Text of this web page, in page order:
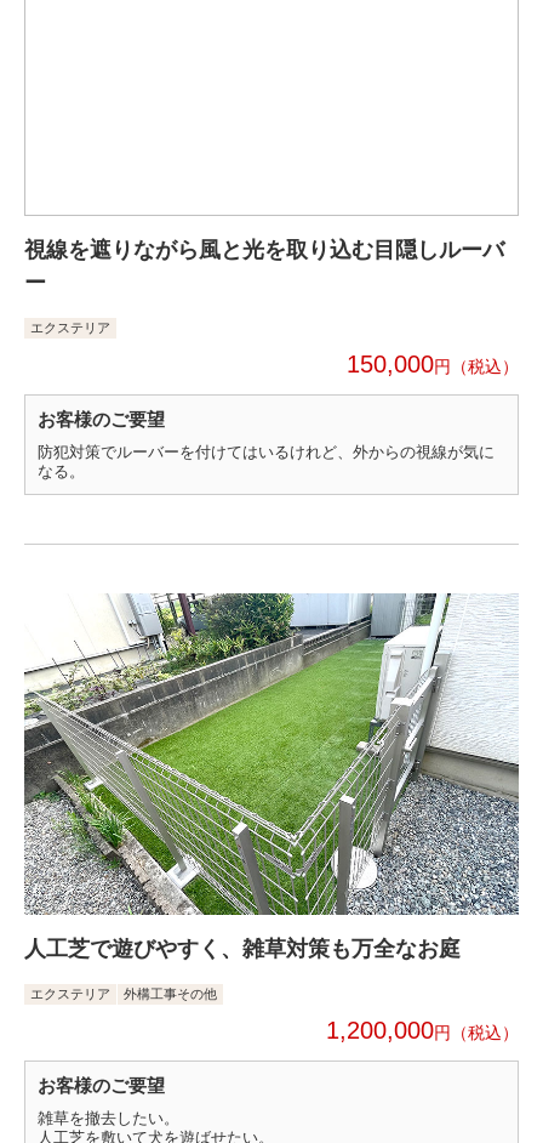
視線を遮りながら風と光を取り込む目隠しルーバ
ー
エクステリア
150,000円
お客様のご要望
防犯対策でルーバーを付けてはいるけれど、外からの視線が気に
なる。
人工芝で遊びやすく、雑草対策も万全なお庭
エクステリア 外構工事その他
1,200,000円
お客様のご要望
雑草を撤去したい。
人工芝を敷いて犬を遊ばせたい。